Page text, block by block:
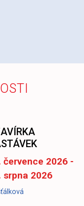
července 2026 -
srpna 2026